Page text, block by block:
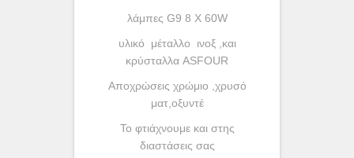
λάμπες G9 8 X 60W
υλικό μέταλλο ινοξ ,και
κρύσταλλα ASFOUR
Aποχρώσεις χρώμιο ,χρυσό
ματ,οξυντέ
To φτιάχνουμε και στης
διαστάσεις σας